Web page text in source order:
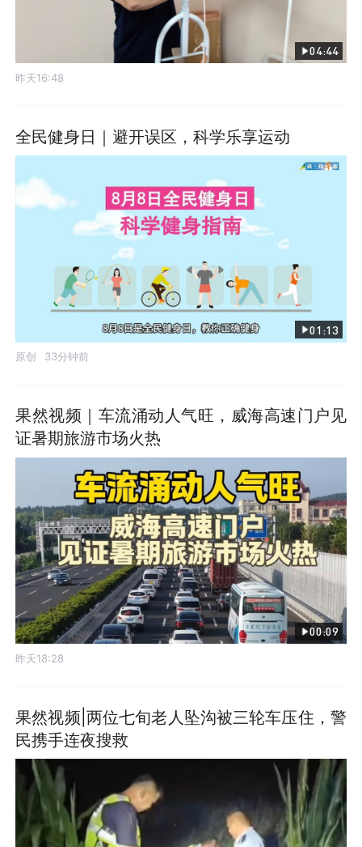
04:44
昨天16:48
全民健身日｜避开误区，科学乐享运动
01:13
原创 33分钟前
果然视频｜车流涌动人气旺，威海高速门户见
证暑期旅游市场火热
00:09
昨天18:28
果然视频|两位七旬老人坠沟被三轮车压住，警
民携手连夜搜救